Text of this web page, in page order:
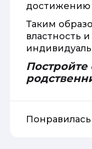
достижению
Таким
властность
Понравилась